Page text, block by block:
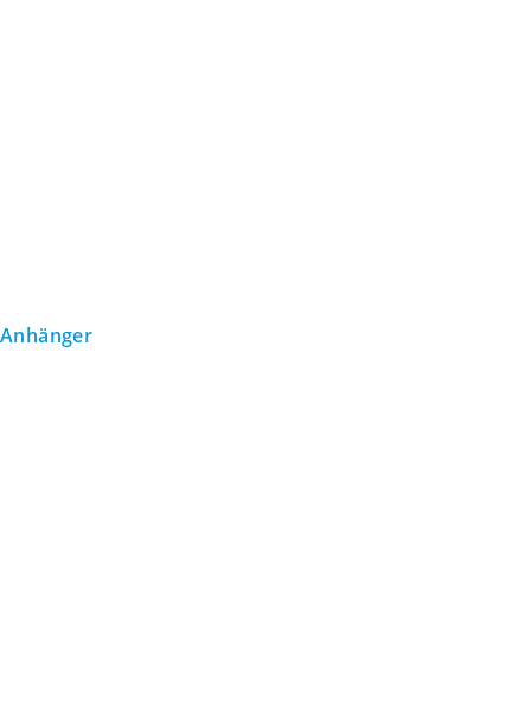
Anhänger